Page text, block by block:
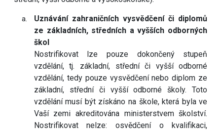
Uznávání zahraničních vysvědčení či diplomů
ze základních, středních a vyšších odborných
škol
Nostrifikovat lze pouze dokončený stupeň
vzdělání, tj. základní, střední či vyšší odborné
vzdělání, tedy pouze vysvědčení nebo diplom ze
základní, střední či vyšší odborné školy. Toto
vzdělání musí být získáno na škole, která byla ve
Vaší zemi akreditována ministerstvem školství.
Nostrifikovat nelze: osvědčení o kvalifikaci,